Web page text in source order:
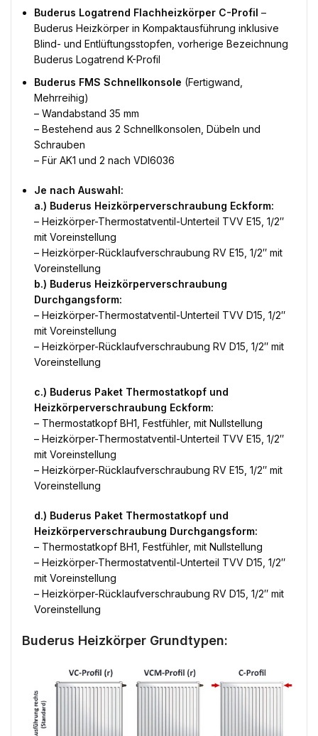
Buderus Logatrend Flachheizkörper C-Profil –
Buderus Heizkörper in Kompaktausführung inklusive
Blind- und Entlüftungsstopfen, vorherige Bezeichnung
Buderus Logatrend K-Profil
Buderus FMS Schnellkonsole (Fertigwand,
Mehrreihig)
– Wandabstand 35 mm
– Bestehend aus 2 Schnellkonsolen, Dübeln und
Schrauben
– Für AK1 und 2 nach VDI6036
Je nach Auswahl:
a.) Buderus Heizkörperverschraubung Eckform:
– Heizkörper-Thermostatventil-Unterteil TVV E15, 1/2″
mit Voreinstellung
– Heizkörper-Rücklaufverschraubung RV E15, 1/2″ mit
Voreinstellung
b.) Buderus Heizkörperverschraubung
Durchgangsform:
– Heizkörper-Thermostatventil-Unterteil TVV D15, 1/2″
mit Voreinstellung
– Heizkörper-Rücklaufverschraubung RV D15, 1/2″ mit
Voreinstellung
c.) Buderus Paket Thermostatkopf und
Heizkörperverschraubung Eckform:
– Thermostatkopf BH1, Festfühler, mit Nullstellung
– Heizkörper-Thermostatventil-Unterteil TVV E15, 1/2″
mit Voreinstellung
– Heizkörper-Rücklaufverschraubung RV E15, 1/2″ mit
Voreinstellung
d.) Buderus Paket Thermostatkopf und
Heizkörperverschraubung Durchgangsform:
– Thermostatkopf BH1, Festfühler, mit Nullstellung
– Heizkörper-Thermostatventil-Unterteil TVV D15, 1/2″
mit Voreinstellung
– Heizkörper-Rücklaufverschraubung RV D15, 1/2″ mit
Voreinstellung
Buderus Heizkörper Grundtypen: